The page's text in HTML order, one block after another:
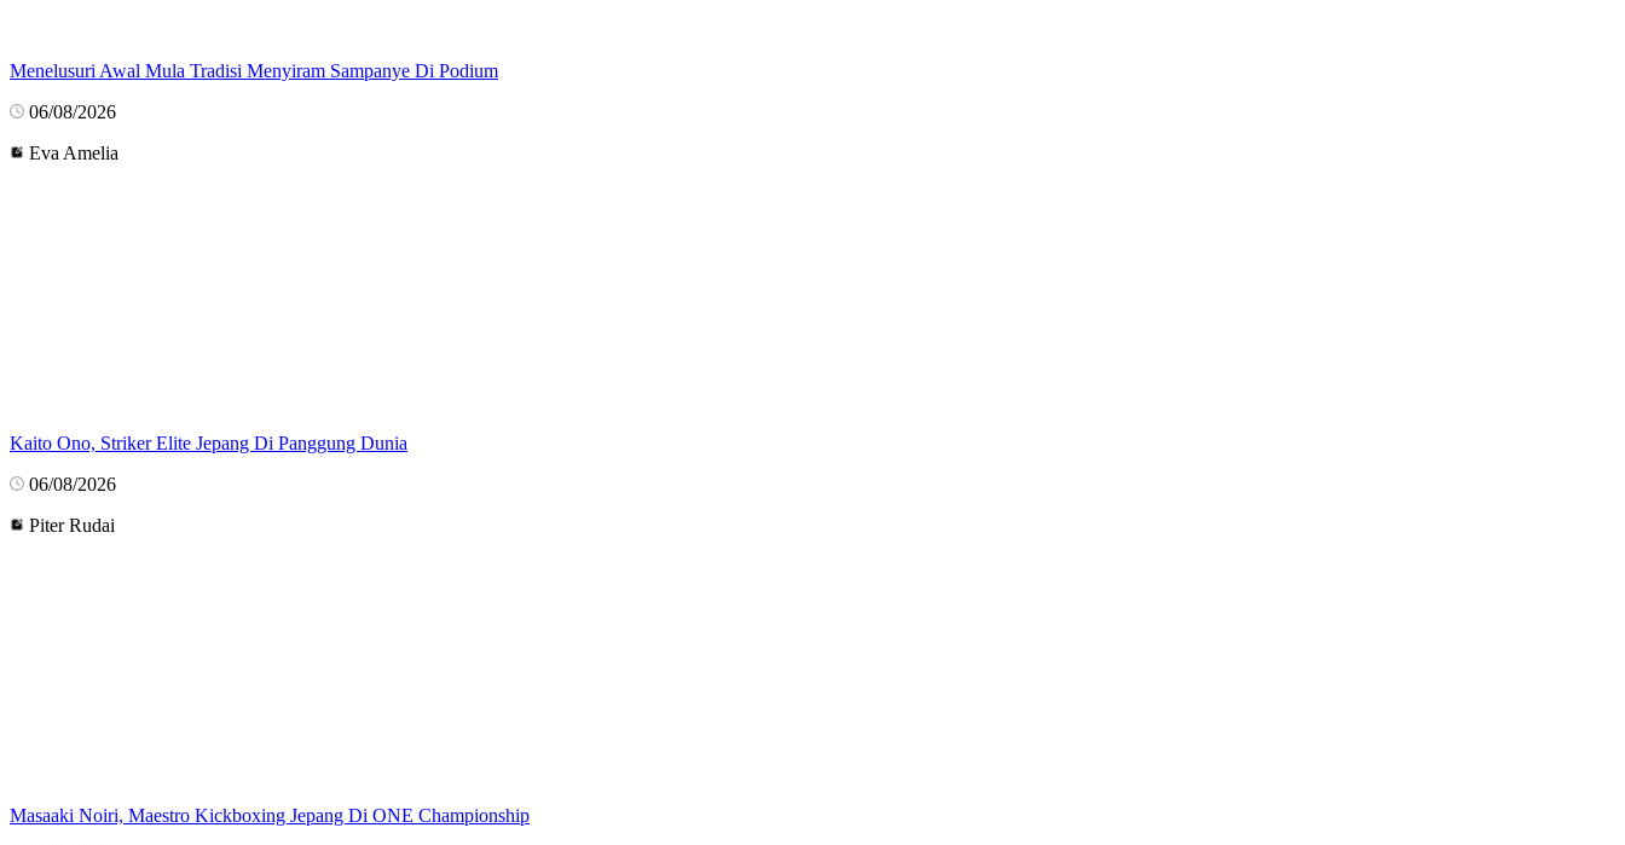
Menelusuri Awal Mula Tradisi Menyiram Sampanye Di Podium
06/08/2026
Eva Amelia
Kaito Ono, Striker Elite Jepang Di Panggung Dunia
06/08/2026
Piter Rudai
Masaaki Noiri, Maestro Kickboxing Jepang Di ONE Championship